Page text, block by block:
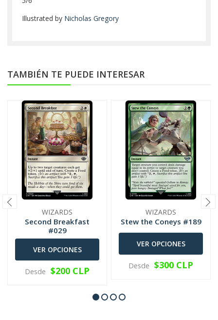
Illustrated by Nicholas Gregory
TAMBIÉN TE PUEDE INTERESAR
WIZARDS
Second Breakfast
#029
VER OPCIONES
Desde $200 CLP
WIZARDS
Stew the Coneys #189
VER OPCIONES
Desde $300 CLP